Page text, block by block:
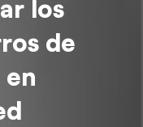
los
de